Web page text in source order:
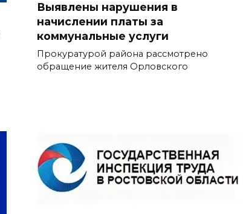
Выявлены нарушения в
начислении платы за
коммунальные услуги
Прокуратурой района рассмотрено
обращение жителя Орловского